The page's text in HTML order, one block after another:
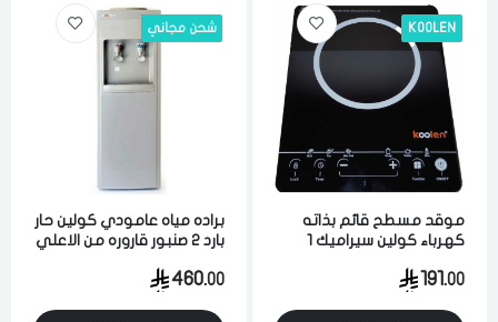
KOOLEN
موقد مسطح قائم بذاته
كهرباء كولين سيراميك 1
يدوي يعمل بالحث الحراري
191.00
شحن مجاني
براده مياه عامودي كولين حار
بارد 2 صنبور قاروره من الاعلي
460.00